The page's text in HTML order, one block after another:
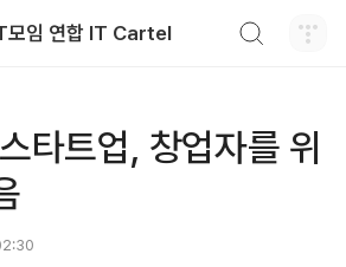
모임 연합 IT Cartel
타트업, 창업자를 위